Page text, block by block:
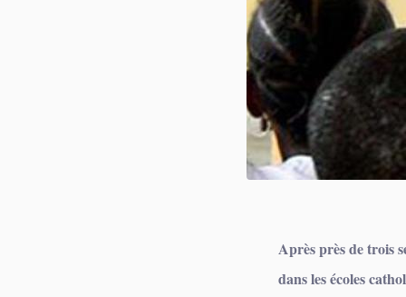
Après près de trois
dans les écoles